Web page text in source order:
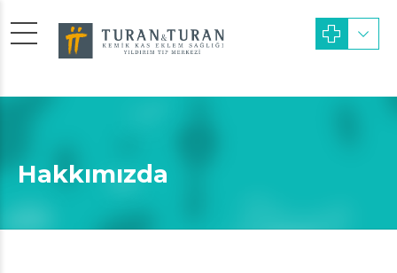
Hakkımızda